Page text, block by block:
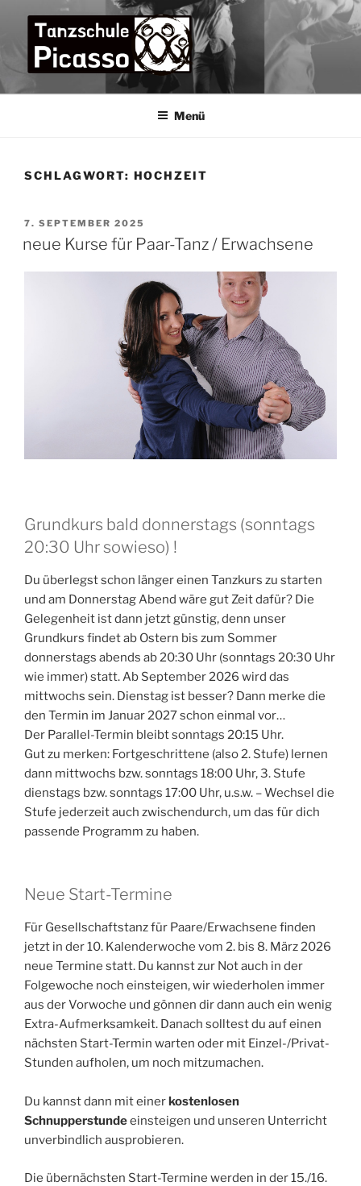
springen
TANZSCHULE PICASSO
die Tanzschule im Bremer Osten für die ganze Familie –
Menü
SCHLAGWORT: HOCHZEIT
VERÖFFENTLICHT
7. SEPTEMBER 2025
neue Kurse für Paar-Tanz / Erwachsene
Grundkurs bald donnerstags (sonntags
20:30 Uhr sowieso) !
Du überlegst schon länger einen Tanzkurs zu starten
und am Donnerstag Abend wäre gut Zeit dafür? Die
Gelegenheit ist dann jetzt günstig, denn unser
Grundkurs findet ab Ostern bis zum Sommer
donnerstags abends ab 20:30 Uhr (sonntags 20:30 Uhr
wie immer) statt. Ab September 2026 wird das
mittwochs sein. Dienstag ist besser? Dann merke die
den Termin im Januar 2027 schon einmal vor…
Der Parallel-Termin bleibt sonntags 20:15 Uhr.
Gut zu merken: Fortgeschrittene (also 2. Stufe) lernen
dann mittwochs bzw. sonntags 18:00 Uhr, 3. Stufe
dienstags bzw. sonntags 17:00 Uhr, u.s.w. – Wechsel die
Stufe jederzeit auch zwischendurch, um das für dich
passende Programm zu haben.
Neue Start-Termine
Für Gesellschaftstanz für Paare/Erwachsene finden
jetzt in der 10. Kalenderwoche vom 2. bis 8. März 2026
neue Termine statt. Du kannst zur Not auch in der
Folgewoche noch einsteigen, wir wiederholen immer
aus der Vorwoche und gönnen dir dann auch ein wenig
Extra-Aufmerksamkeit. Danach solltest du auf einen
nächsten Start-Termin warten oder mit Einzel-/Privat-
Stunden aufholen, um noch mitzumachen.
Du kannst dann mit einerkostenlosen
Schnupperstundeeinsteigen und unseren Unterricht
unverbindlich ausprobieren.
Die übernächsten Start-Termine werden in der 15./16.